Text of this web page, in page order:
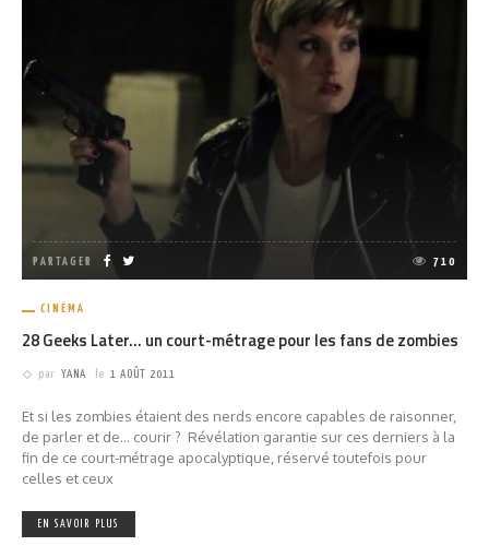
PARTAGER 710
CINÉMA
28 Geeks Later… un court-métrage pour les fans de zombies
par YANA le 1 AOÛT 2011
Et si les zombies étaient des nerds encore capables de raisonner,
de parler et de... courir ? Révélation garantie sur ces derniers à la
fin de ce court-métrage apocalyptique, réservé toutefois pour
celles et ceux
EN SAVOIR PLUS